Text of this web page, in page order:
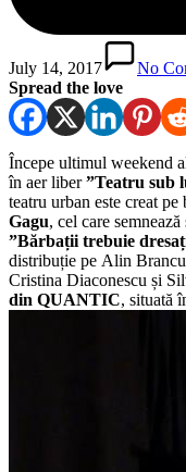
July 14, 2017
No
Spread the love
Începe ultimul weekend
în aer liber”Teatru sub
teatru urban este creat
Gagu, cel care
”Bărbații trebuie
distribuție pe Alin
Cristina Diaconescu și
din QUANTIC, situată